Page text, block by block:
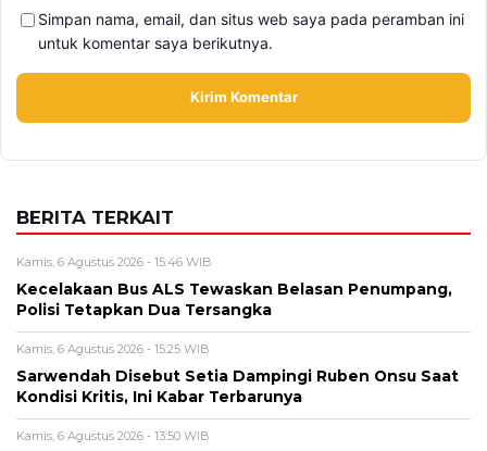
Simpan nama, email, dan situs web saya pada peramban ini
untuk komentar saya berikutnya.
BERITA TERKAIT
Kamis, 6 Agustus 2026 - 15:46 WIB
Kecelakaan Bus ALS Tewaskan Belasan Penumpang,
Polisi Tetapkan Dua Tersangka
Kamis, 6 Agustus 2026 - 15:25 WIB
Sarwendah Disebut Setia Dampingi Ruben Onsu Saat
Kondisi Kritis, Ini Kabar Terbarunya
Kamis, 6 Agustus 2026 - 13:50 WIB